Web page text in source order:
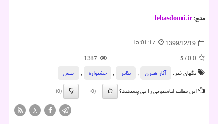
منبع:lebasdooni.ir
1399/12/19
15:01:17
0.0
/
5
1387
تگهای خبر:
آثار هنری , تئاتر , جشنواره ,
جنس
این مطلب لباسدونی را می پسندید؟
(0)
(0)
X